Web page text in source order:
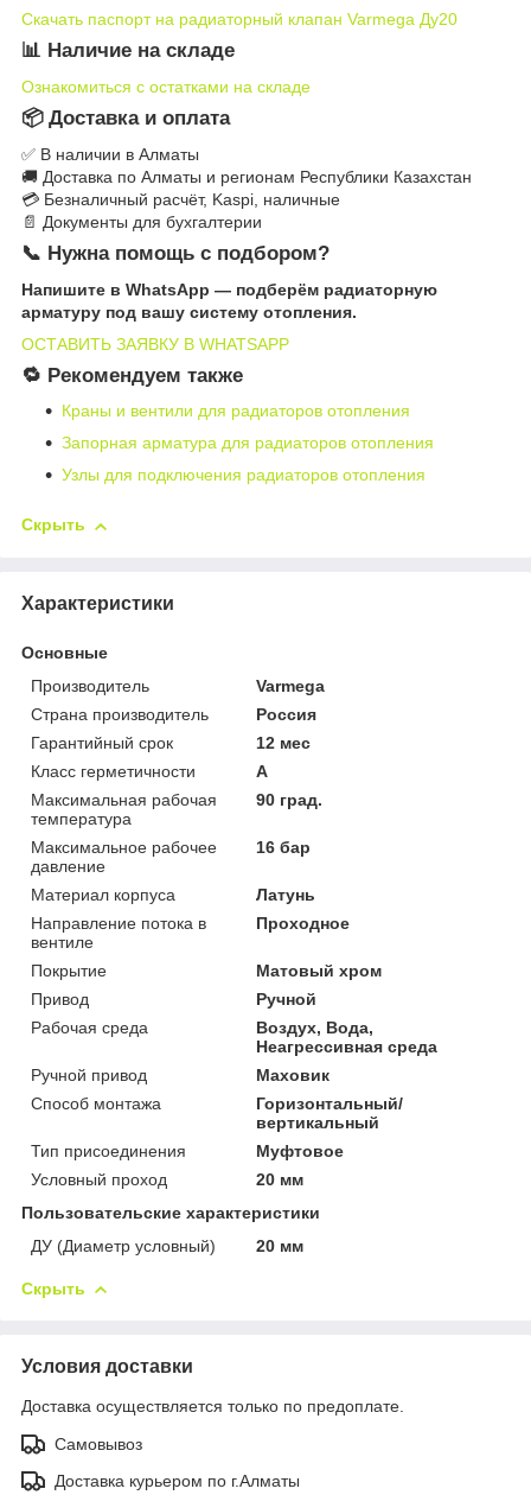
Скачать паспорт на радиаторный клапан Varmega Ду20
📊 Наличие на складе
Ознакомиться с остатками на складе
📦 Доставка и оплата
✅ В наличии в Алматы
🚚 Доставка по Алматы и регионам Республики Казахстан
💳 Безналичный расчёт, Kaspi, наличные
📄 Документы для бухгалтерии
📞 Нужна помощь с подбором?
Напишите в WhatsApp — подберём радиаторную
арматуру под вашу систему отопления.
ОСТАВИТЬ ЗАЯВКУ В WHATSAPP
🔁 Рекомендуем также
Краны и вентили для радиаторов отопления
Запорная арматура для радиаторов отопления
Узлы для подключения радиаторов отопления
Скрыть
Характеристики
Основные
Производитель
Varmega
Страна производитель
Россия
Гарантийный срок
12 мес
Класс герметичности
А
Максимальная рабочая
температура
90 град.
Максимальное рабочее
давление
16 бар
Материал корпуса
Латунь
Направление потока в
вентиле
Проходное
Покрытие
Матовый хром
Привод
Ручной
Рабочая среда
Воздух, Вода,
Неагрессивная среда
Ручной привод
Маховик
Способ монтажа
Горизонтальный/
вертикальный
Тип присоединения
Муфтовое
Условный проход
20 мм
Пользовательские характеристики
ДУ (Диаметр условный)
20 мм
Скрыть
Условия доставки
Доставка осуществляется только по предоплате.
Самовывоз
Доставка курьером по г.Алматы